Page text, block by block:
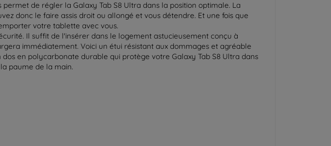
de régler la Galaxy Tab S8 Ultra dans la position optimale. La
donc le faire assis droit ou allongé et vous détendre. Et une fois que
votre tablette avec vous.
Il suffit de l'insérer dans le logement astucieusement conçu à
immédiatement. Voici un étui résistant aux dommages et agréable
en polycarbonate durable qui protège votre Galaxy Tab S8 Ultra dans
paume de la main.